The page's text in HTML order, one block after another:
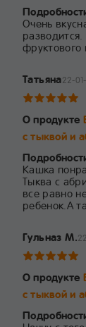
Очень
фруктового
Татьяна22-
О продукте
с тыквой и
Кашка
Тыква с
все равно
ребенок.А
Гульназ М.
О продукте
с тыквой и